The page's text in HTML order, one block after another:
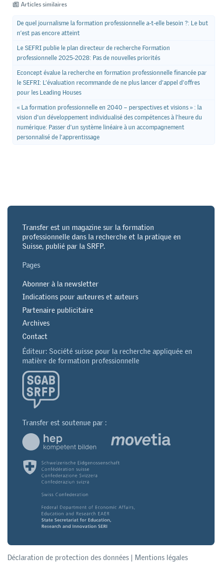
Articles similaires
De quel journalisme la formation professionnelle a-t-elle besoin ?: Le but
n’est pas encore atteint
Le SEFRI publie le plan directeur de recherche Formation
professionnelle 2025-2028: Pas de nouvelles priorités
Econcept évalue la recherche en formation professionnelle financée par
le SEFRI: L’évaluation recommande de ne plus lancer d’appel d’offres
pour les Leading Houses
« La formation professionnelle en 2040 – perspectives et visions » : la
vision d’un développement individualisé des compétences à l’heure du
numérique: Passer d’un système linéaire à un accompagnement
personnalisé de l’apprentissage
Transfer est un magazine sur la formation
professionnelle dans la recherche et la pratique en
Suisse, publié par la SRFP.
Pages
Abonner à la newsletter
Indications pour auteures et auteurs
Partenaire publicitaire
Archives
Contact
Éditeur: Société suisse pour la recherche appliquée en
matière de formation professionnelle
Transfer est soutenue par :
Déclaration de protection des données | Mentions légales